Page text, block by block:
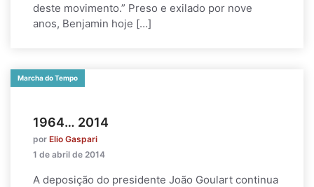
deste movimento.” Preso e exilado por nove
anos, Benjamin hoje […]
Marcha do Tempo
1964… 2014
por Elio Gaspari
1 de abril de 2014
A deposição do presidente João Goulart continua